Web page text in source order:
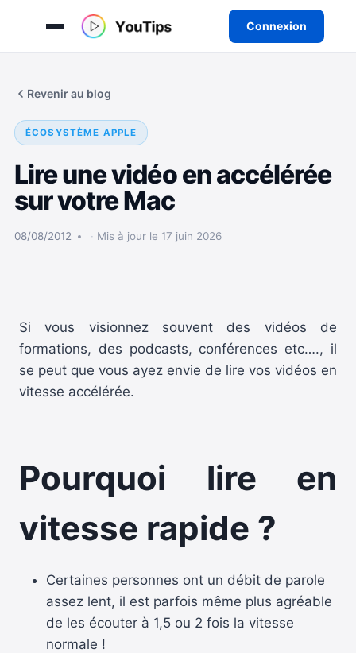
Connexion
Revenir au blog
ÉCOSYSTÈME APPLE
Lire une vidéo en accélérée
sur votre Mac
08/08/2012 Mis à jour le 17 juin 2026
Si vous visionnez souvent des vidéos de
formations, des podcasts, conférences etc…., il
se peut que vous ayez envie de lire vos vidéos en
vitesse accélérée.
Pourquoi lire en
vitesse rapide ?
Certaines personnes ont un débit de parole
assez lent, il est parfois même plus agréable
de les écouter à 1,5 ou 2 fois la vitesse
normale !